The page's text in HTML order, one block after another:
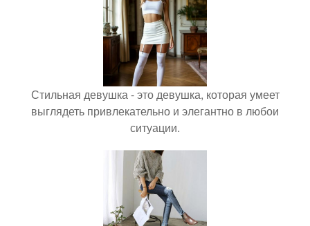
Стильная девушка - это девушка, которая умеет
выглядеть привлекательно и элегантно в любои
ситуации.